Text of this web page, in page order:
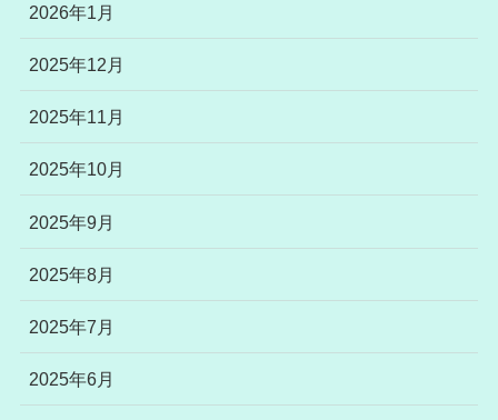
2026年1月
2025年12月
2025年11月
2025年10月
2025年9月
2025年8月
2025年7月
2025年6月